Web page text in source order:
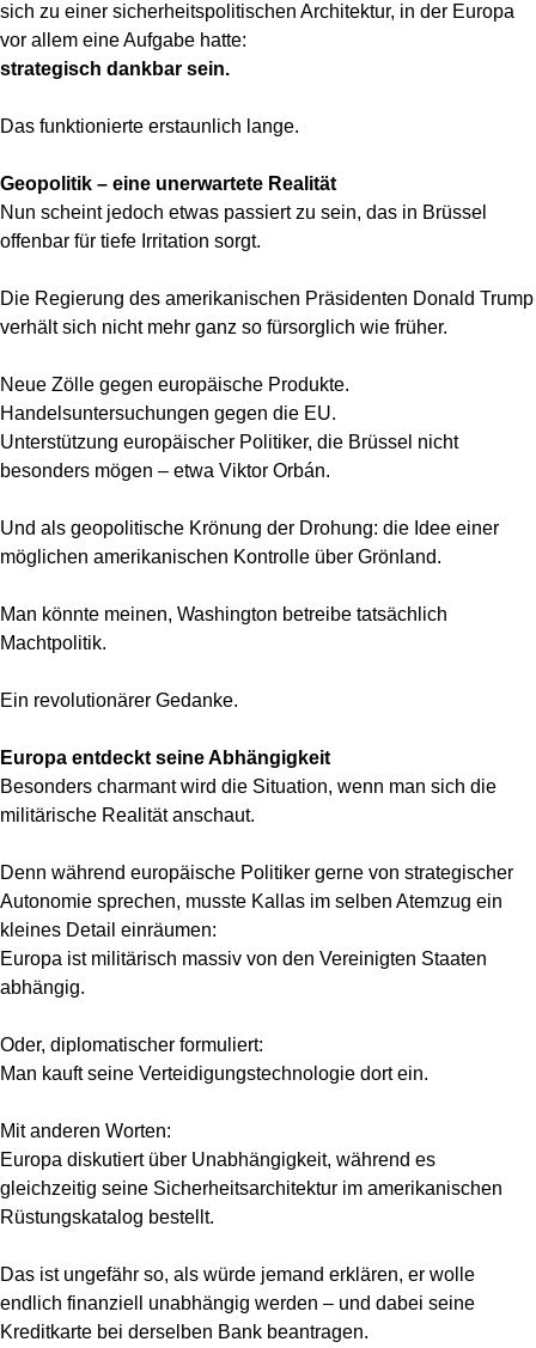
sich zu einer sicherheitspolitischen Architektur, in der Europa
vor allem eine Aufgabe hatte:
strategisch dankbar sein.
Das funktionierte erstaunlich lange.
Geopolitik – eine unerwartete Realität
Nun scheint jedoch etwas passiert zu sein, das in Brüssel
offenbar für tiefe Irritation sorgt.
Die Regierung des amerikanischen Präsidenten Donald Trump
verhält sich nicht mehr ganz so fürsorglich wie früher.
Neue Zölle gegen europäische Produkte.
Handelsuntersuchungen gegen die EU.
Unterstützung europäischer Politiker, die Brüssel nicht
besonders mögen – etwa Viktor Orbán.
Und als geopolitische Krönung der Drohung: die Idee einer
möglichen amerikanischen Kontrolle über Grönland.
Man könnte meinen, Washington betreibe tatsächlich
Machtpolitik.
Ein revolutionärer Gedanke.
Europa entdeckt seine Abhängigkeit
Besonders charmant wird die Situation, wenn man sich die
militärische Realität anschaut.
Denn während europäische Politiker gerne von strategischer
Autonomie sprechen, musste Kallas im selben Atemzug ein
kleines Detail einräumen:
Europa ist militärisch massiv von den Vereinigten Staaten
abhängig.
Oder, diplomatischer formuliert:
Man kauft seine Verteidigungstechnologie dort ein.
Mit anderen Worten:
Europa diskutiert über Unabhängigkeit, während es
gleichzeitig seine Sicherheitsarchitektur im amerikanischen
Rüstungskatalog bestellt.
Das ist ungefähr so, als würde jemand erklären, er wolle
endlich finanziell unabhängig werden – und dabei seine
Kreditkarte bei derselben Bank beantragen.